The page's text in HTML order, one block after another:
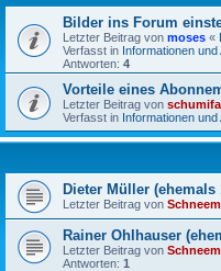
Bilder ins Forum
Letzter Beitrag von moses «
Verfasst in Informationen
Antworten: 4
Vorteile eines
Letzter Beitrag von
Verfasst in Informationen
Dieter Müller
Letzter Beitrag von
Rainer Ohlhauser
Letzter Beitrag von
Antworten: 1